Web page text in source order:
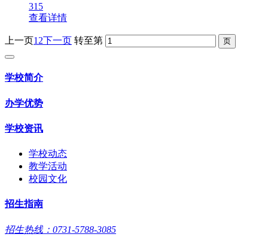
315
查看详情
上一页1 2下一页 转至第
学校简介
办学优势
学校资讯
学校动态
教学活动
校园文化
招生指南
招生热线：0731-5788-3085